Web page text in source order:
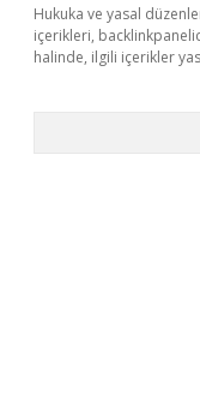
Hukuka ve yasal
içerikleri,
halinde, ilgili içerikler